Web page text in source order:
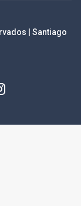
| Santiago